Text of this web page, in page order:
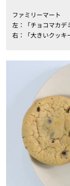
ファミリーマート
左：「チョコマカデ
右：「大きいクッキ